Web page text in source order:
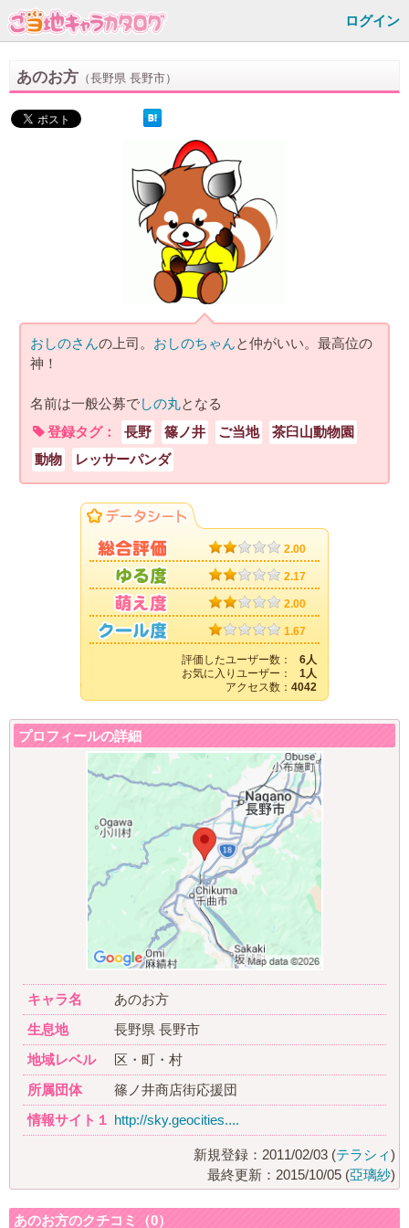
ログイン
あのお方 （長野県 長野市）
おしのさんの上司。 おしのちゃんと仲がいい。最高位の
神！
名前は一般公募でしの丸となる
登録タグ：
長野 篠ノ井 ご当地
茶臼山動物園
動物
レッサーパンダ
2.00
2.17
2.00
1.67
評価したユーザー数：
6人
お気に入りユーザー：
1人
アクセス数： 4042
プロフィールの詳細
キャラ名
あのお方
生息地
長野県 長野市
地域レベル
区・町・村
所属団体
篠ノ井商店街応援団
情報サイト１ http://sky.geocities....
新規登録：2011/02/03 (テラシィ)
最終更新：2015/10/05 (亞璃紗)
あのお方のクチコミ（0）